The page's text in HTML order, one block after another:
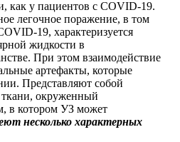
как у пациентов с COVID-19.
легочное поражение, в том
19, характеризуется
жидкости в
При этом взаимодействие
артефакты, которые
Представляют собой
ткани, окруженный
в котором УЗ может
несколько характерных